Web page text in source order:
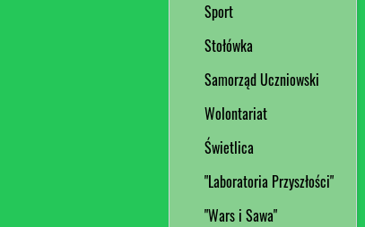
Sport
Stołówka
Samorząd Uczniowski
Wolontariat
Świetlica
"Laboratoria Przyszłości"
"Wars i Sawa"